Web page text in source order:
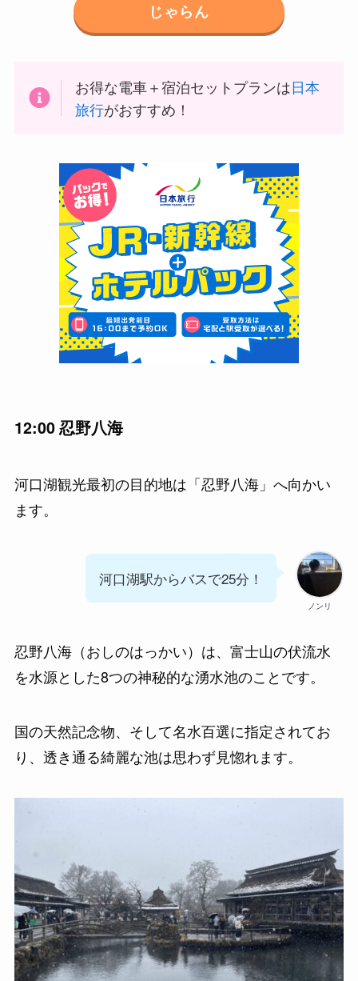
じゃらん
お得な電車＋宿泊セットプランは日本
旅行がおすすめ！
12:00 忍野八海
河口湖観光最初の目的地は「忍野八海」へ向かい
ます。
ノンリ
河口湖駅からバスで25分！
忍野八海（おしのはっかい）は、富士山の伏流水
を水源とした8つの神秘的な湧水池のことです。
国の天然記念物、そして名水百選に指定されてお
り、透き通る綺麗な池は思わず見惚れます。